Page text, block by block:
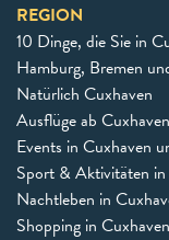
REGION
10 Dinge, die Sie in
Hamburg, Bremen
Natürlich Cuxhaven
Ausflüge ab
Events in Cuxhaven
Sport & Aktivitäten in
Nachtleben in
Shopping in Cuxhaven